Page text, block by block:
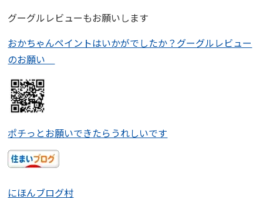
グーグルレビューもお願いします
おかちゃんペイントはいかがでしたか？グーグルレビュー
のお願い
ポチっとお願いできたらうれしいです
にほんブログ村